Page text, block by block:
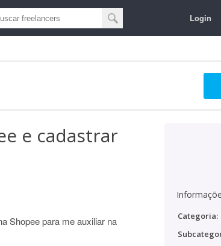
Login
e cadastrar
Shopee para me auxiliar na
Categoria: